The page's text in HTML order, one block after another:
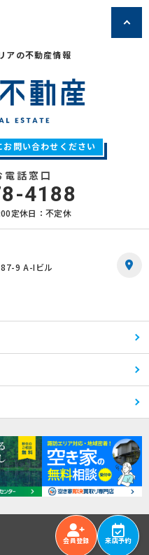
会員登録 来店予約
アの不動産情報
問い合わせください
電話窓口
4188
定休日：不定休
9 A-Iビル